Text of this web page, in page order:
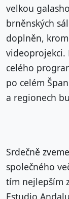
velkou
brněnských
doplněn,
videoprojekci.
celého
po celém
a regionech
Srdečně
společného
tím nejlepším
Estudio